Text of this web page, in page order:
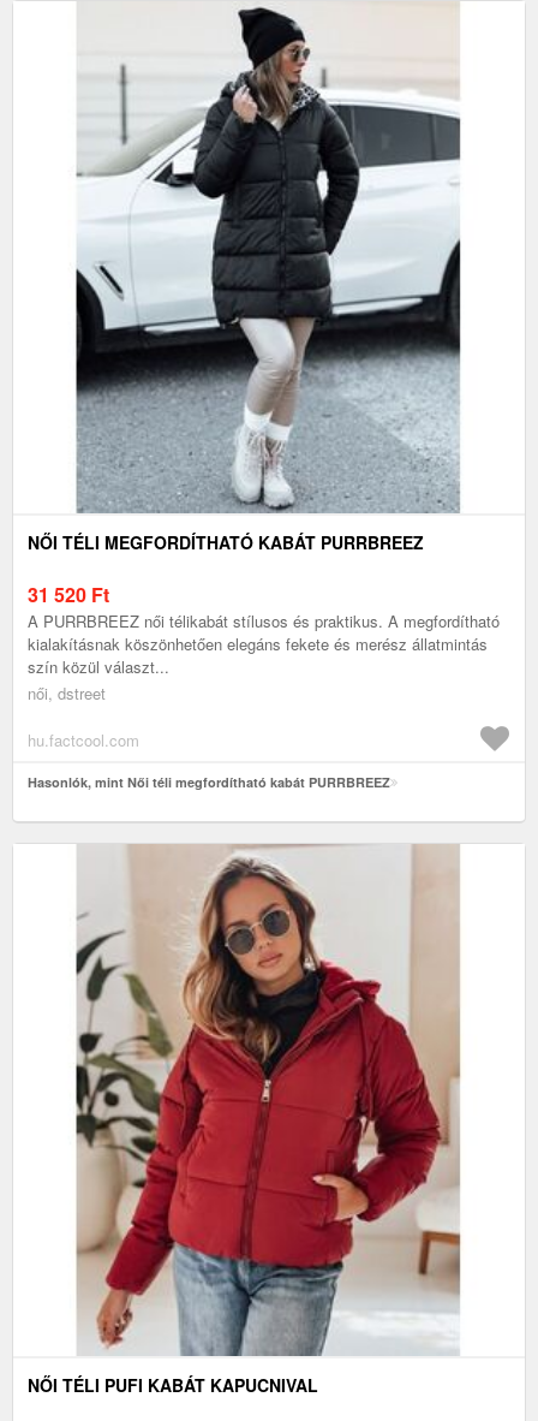
NŐI TÉLI MEGFORDÍTHATÓ KABÁT PURRBREEZ
31 520 Ft
A PURRBREEZ női télikabát stílusos és praktikus. A megfordítható
kialakításnak köszönhetően elegáns fekete és merész állatmintás
szín közül választ...
női, dstreet
hu.factcool.com
Hasonlók, mint Női téli megfordítható kabát PURRBREEZ
NŐI TÉLI PUFI KABÁT KAPUCNIVAL